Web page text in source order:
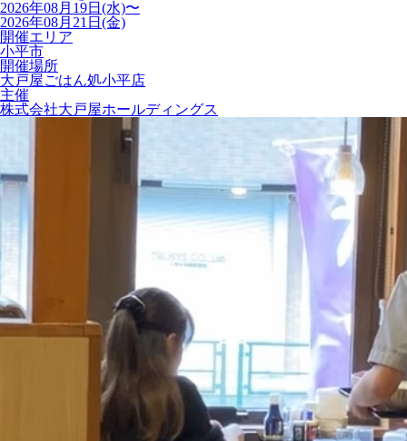
2026年08月19日(水)〜
2026年08月21日(金)
開催エリア
小平市
開催場所
大戸屋ごはん処小平店
主催
株式会社大戸屋ホールディングス